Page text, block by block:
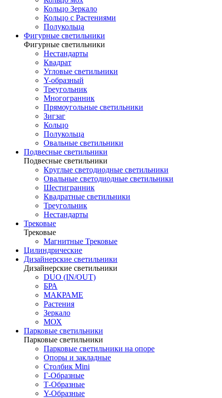
Кольцо Зеркало
Кольцо с Растениями
Полукольца
Фигурные светильники
Фигурные светильники
Нестандарты
Квадрат
Угловые светильники
Y-образный
Треугольник
Многогранник
Прямоугольные светильники
Зигзаг
Кольцо
Полукольца
Овальные светильники
Подвесные светильники
Подвесные светильники
Круглые светодиодные светильники
Овальные светодиодные светильники
Шестигранник
Квадратные светильники
Треугольник
Нестандарты
Трековые
Трековые
Магнитные Трековые
Цилиндрические
Дизайнерские светильники
Дизайнерские светильники
DUO (IN/OUT)
БРА
МАКРАМЕ
Растения
Зеркало
МОХ
Парковые светильники
Парковые светильники
Парковые светильники на опоре
Опоры и закладные
Столбик Mini
Г-Образные
Т-Образные
Y-Образные